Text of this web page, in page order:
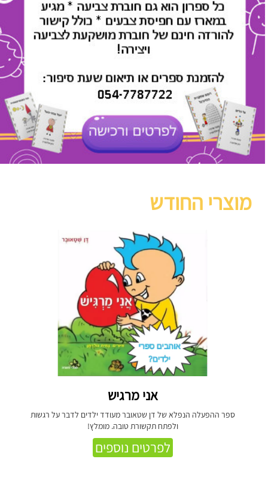
מוצרי החודש
אני מרגיש
ספר ההפעלה הנפלא של דן שטאובר מעודד ילדים לדבר על רגשות
ולפתח תקשורת טובה. מומלץ!
לפרטים נוספים